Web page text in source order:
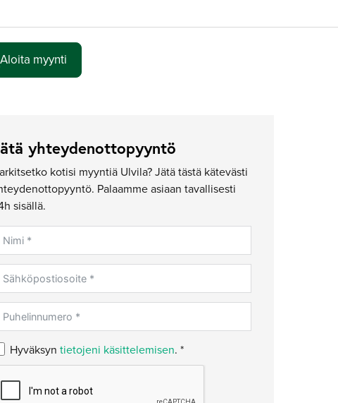
Aloita myynti
yhteydenottopyyntö
kotisi myyntiä Ulvila? Jätä tästä kätevästi
Palaamme asiaan tavallisesti
sisällä.
Hyväksyntietojeni käsittelemisen. *